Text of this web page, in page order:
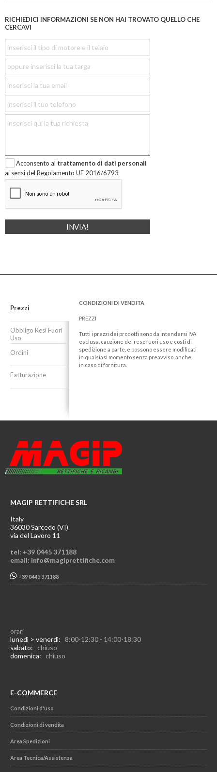
RICHIEDICI INFORMAZIONI SE NON HAI TROVATO QUELLO CHE
CERCAVI
Acconsento al trattamento di dati personali
ai sensi del Regolamento UE 2016/6793
Prezzi
Obbligo Resi Fuori
Uso
Ordini
Fatturazione
CONDIZIONI DI VENDITA
PREZZI
Tutti i prezzi dei prodotti sono da intendersi IVA
esclusa, cauzione del reso fuori uso e costi di
spedizione a parte, e possono essere modificati
in qualsiasi momento senza preavviso, anche
in caso di fornitura.
MAGIP RETTIFICHE SRL
Italy
36030 Sarcedo (VI)
via del Lavoro 11
tel: +39 0445 371188
email: info@magiprettifiche.com
+39 0445 371188
orari
lunedì > venerdì: 8:00-12:30 - 14:00-18:30
sabato: chiuso
domenica: chiuso
E-COMMERCE
Condizioni d'uso
Condizioni di vendita
Area Spedizioni
Area Tecnica/Assistenza